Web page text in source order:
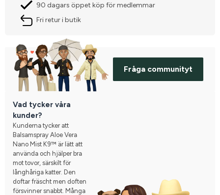
90 dagars öppet köp för medlemmar
Fri retur i butik
Fråga communityt
Vad tycker våra
kunder?
Kunderna tycker att
Balsamspray Aloe Vera
Nano Mist K9™ är lätt att
använda och hjälper bra
mot tovor, särskilt för
långhåriga katter. Den
doftar fräscht men doften
försvinner snabbt. Många